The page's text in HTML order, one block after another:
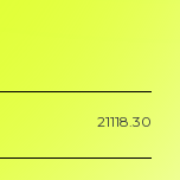
21118.30